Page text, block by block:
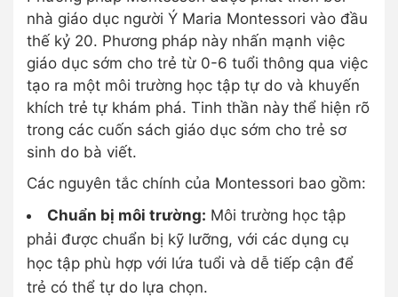
nhà giáo dục người Ý Maria Montessori vào đầu
thế kỷ 20. Phương pháp này nhấn mạnh việc
giáo dục sớm cho trẻ từ 0-6 tuổi thông qua việc
tạo ra một môi trường học tập tự do và khuyến
khích trẻ tự khám phá. Tinh thần này thể hiện rõ
trong các cuốn sách giáo dục sớm cho trẻ sơ
sinh do bà viết.
Các nguyên tắc chính của Montessori bao gồm:
Chuẩn bị môi trường: Môi trường học tập
phải được chuẩn bị kỹ lưỡng, với các dụng cụ
học tập phù hợp với lứa tuổi và dễ tiếp cận để
trẻ có thể tự do lựa chọn.